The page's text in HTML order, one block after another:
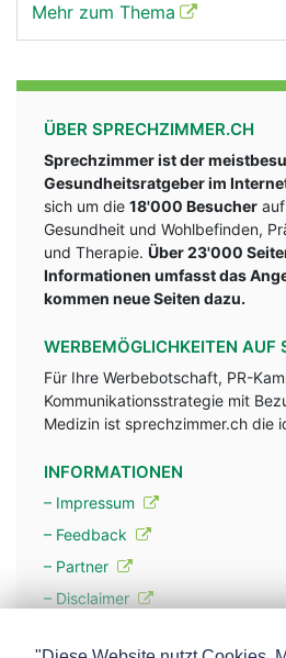
Mehr zum Thema
ÜBER SPRECHZIMMER.CH
Sprechzimmer ist der
Gesundheitsratgeber im
sich um die 18'000 Besucher
Gesundheit und Wohlbefinden,
und Therapie. Über 23'000
Informationen umfasst das
kommen neue Seiten dazu.
WERBEMÖGLICHKEITEN AUF
Für Ihre Werbebotschaft, PR-
Kommunikationsstrategie mit
Medizin ist sprechzimmer.ch die
INFORMATIONEN
– Impressum
– Feedback
– Partner
– Disclaimer